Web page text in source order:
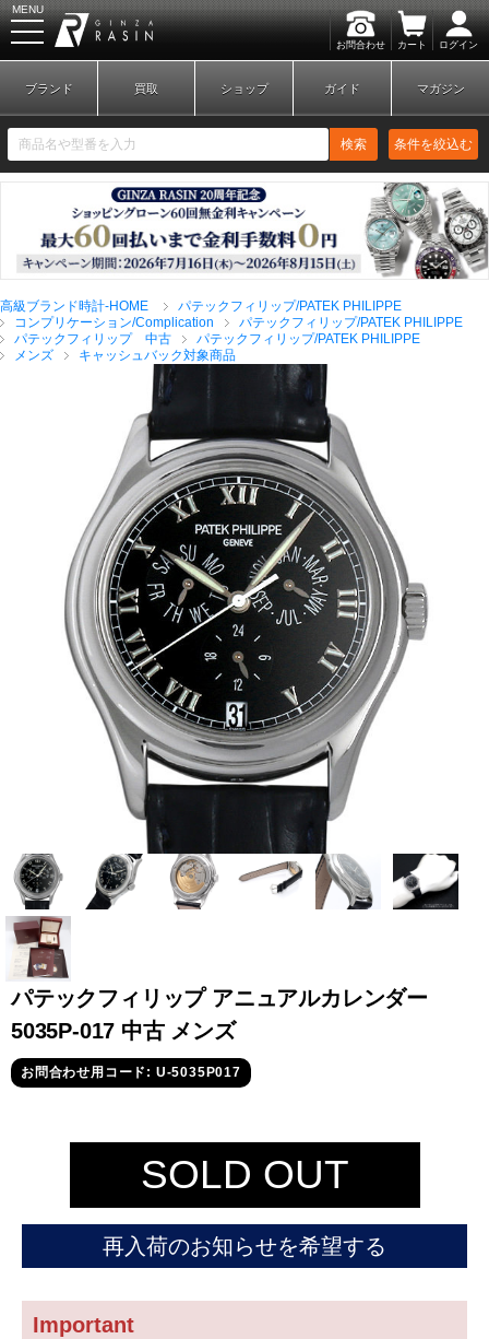
お問合わせ カート ログイン
MENU
新規会員登録 ログイン
ブランドから探す
全てのブランドを見
る
ロレックス
パテック
フィリップ
オーデマピゲ ウブロ カルティエ
グランド
セイコー
コンスタンタン
チューダー
商品の状態から探す
ブランド 買取 ショップ ガイド マガジン
検索 条件を絞込む
高級ブランド時計-HOME
パテックフィリップ/PATEK PHILIPPE
コンプリケーション/Complication
パテックフィリップ/PATEK PHILIPPE
パテックフィリップ 中古
パテックフィリップ/PATEK PHILIPPE
メンズ
キャッシュバック対象商品
パテックフィリップ アニュアルカレンダー
5035P-017 中古 メンズ
お問合わせ用コード: U-5035P017
SOLD OUT
再入荷のお知らせを希望する
Important